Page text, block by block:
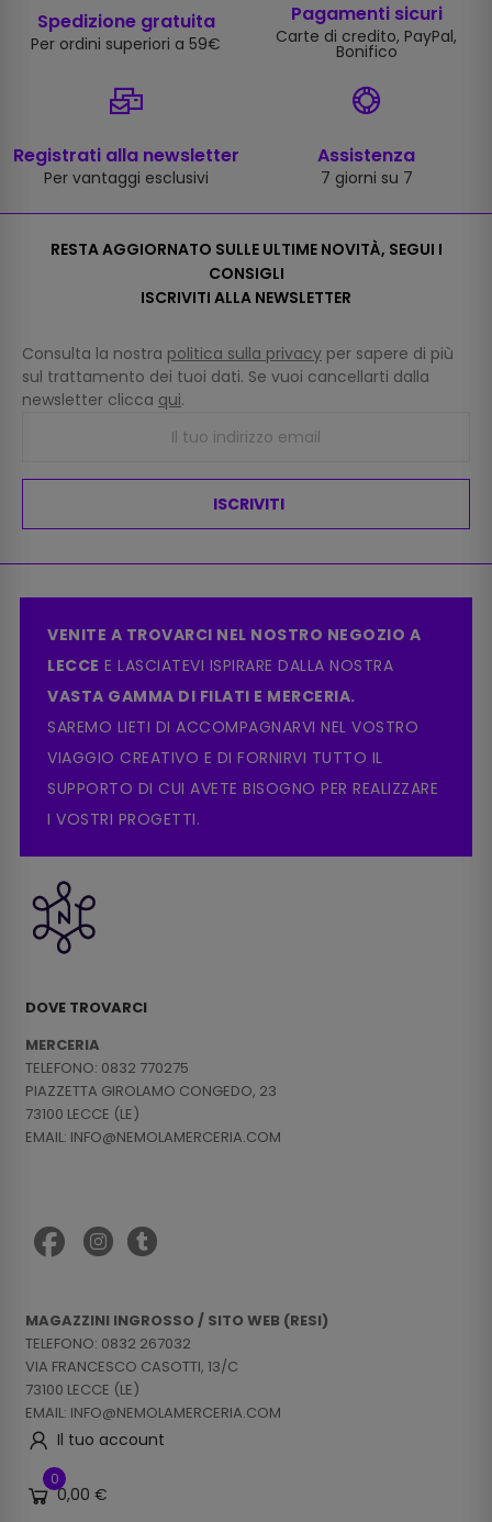
Spedizione gratuita
Per ordini superiori a 59€
Pagamenti sicuri
Carte di credito, PayPal,
Bonifico
Registrati alla newsletter
Per vantaggi esclusivi
Assistenza
7 giorni su 7
RESTA AGGIORNATO SULLE ULTIME NOVITÀ, SEGUI I
CONSIGLI
ISCRIVITI ALLA NEWSLETTER
Consulta la nostra politica sulla privacy per sapere di più
sul trattamento dei tuoi dati. Se vuoi cancellarti dalla
newsletter clicca qui.
ISCRIVITI
VENITE A TROVARCI NEL NOSTRO NEGOZIO A
LECCE E LASCIATEVI ISPIRARE DALLA NOSTRA
VASTA GAMMA DI FILATI E MERCERIA.
SAREMO LIETI DI ACCOMPAGNARVI NEL VOSTRO
VIAGGIO CREATIVO E DI FORNIRVI TUTTO IL
SUPPORTO DI CUI AVETE BISOGNO PER REALIZZARE
I VOSTRI PROGETTI.
DOVE TROVARCI
MERCERIA
TELEFONO: 0832 770275
PIAZZETTA GIROLAMO CONGEDO, 23
73100 LECCE (LE)
EMAIL: INFO@NEMOLAMERCERIA.COM
MAGAZZINI INGROSSO / SITO WEB (RESI)
TELEFONO: 0832 267032
VIA FRANCESCO CASOTTI, 13/C
73100 LECCE (LE)
EMAIL: INFO@NEMOLAMERCERIA.COM
Il tuo account
0
0,00 €